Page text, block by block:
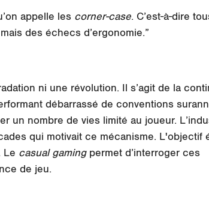
appelle les corner-case. C’est-à-dire
des échecs d’ergonomie.”
ni une révolution. Il s’agit de la
débarrassé de conventions
un nombre de vies limité au joueur.
qui motivait ce mécanisme. L'objectif
Le casual gamingpermet d’interroger ces
de jeu.